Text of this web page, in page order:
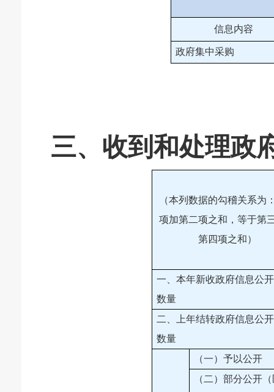
信息内容
政府集中采购
三、收到和处理政
（本列数据的勾稽关系为
项加第二项之和，等于第
第四项之和）
一、本年新收政府信息公
数量
二、上年结转政府信息公
数量
（一）予以公开
（二）部分公开